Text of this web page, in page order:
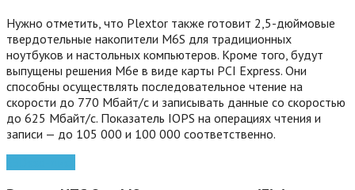
Нужно отметить, что Plextor также готовит 2,5-дюймовые
твердотельные накопители M6S для традиционных
ноутбуков и настольных компьютеров. Кроме того, будут
выпущены решения M6e в виде карты PCI Express. Они
способны осуществлять последовательное чтение на
скорости до 770 Мбайт/с и записывать данные со скоростью
до 625 Мбайт/с. Показатель IOPS на операциях чтения и
записи — до 105 000 и 100 000 соответственно.